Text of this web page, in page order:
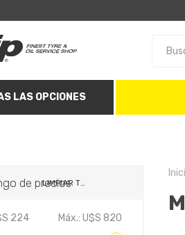
LAS OPCIONES
LIMPIAR TODO
de precios
224 Máx.: U$S 820